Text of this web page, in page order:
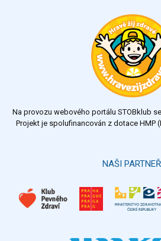
Výsledky
Na provozu webového portálu STOBklub
Projekt je spolufinancován z dotace HMP
NAŠI PARTNEŘI